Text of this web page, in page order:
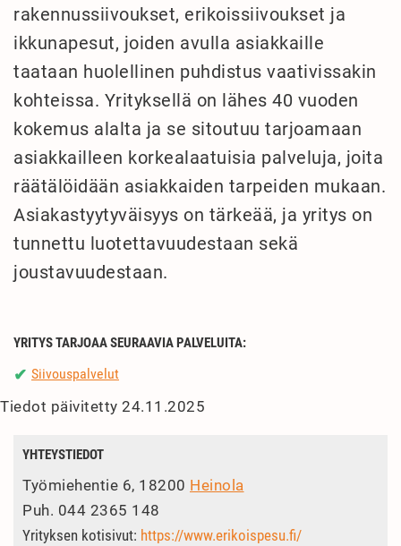
rakennussiivoukset, erikoissiivoukset ja
ikkunapesut, joiden avulla asiakkaille
taataan huolellinen puhdistus vaativissakin
kohteissa. Yrityksellä on lähes 40 vuoden
kokemus alalta ja se sitoutuu tarjoamaan
asiakkailleen korkealaatuisia palveluja, joita
räätälöidään asiakkaiden tarpeiden mukaan.
Asiakastyytyväisyys on tärkeää, ja yritys on
tunnettu luotettavuudestaan sekä
joustavuudestaan.
YRITYS TARJOAA SEURAAVIA PALVELUITA:
✔ Siivouspalvelut
Tiedot päivitetty 24.11.2025
YHTEYSTIEDOT
Työmiehentie 6, 18200 Heinola
Puh. 044 2365 148
Yrityksen kotisivut: https://www.erikoispesu.fi/